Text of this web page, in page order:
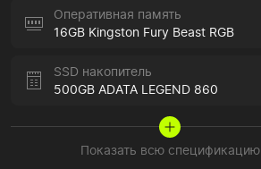
Оперативная память
16GB Kingston Fury Beast RGB
SSD накопитель
500GB ADATA LEGEND 860
Показать всю спецификацию